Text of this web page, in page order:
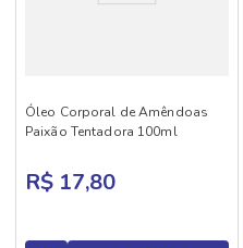
Óleo Corporal de Amêndoas
Paixão Tentadora 100ml
R$ 17,80